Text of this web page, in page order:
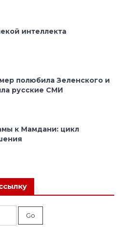
интеллекта
полюбила Зеленского и
русские СМИ
к Мамдани: цикл